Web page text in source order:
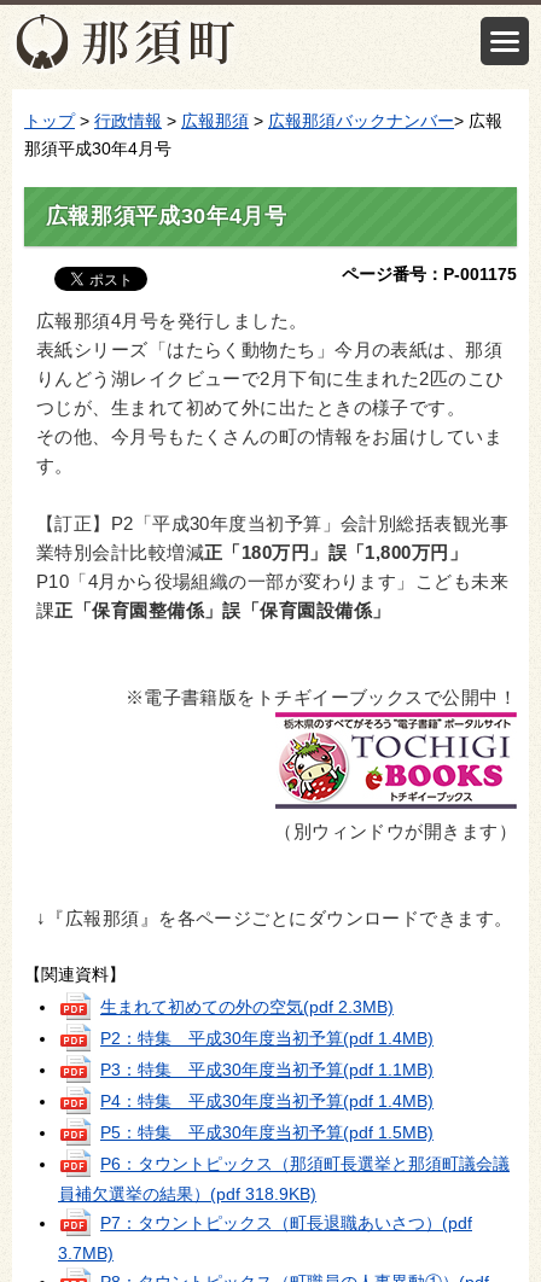
トップ> 行政情報 > 広報那須 > 広報那須バックナンバー> 広報
那須平成30年4月号
広報那須平成30年4月号
ページ番号：P-001175
広報那須4月号を発行しました。
表紙シリーズ「はたらく動物たち」今月の表紙は、那須
りんどう湖レイクビューで2月下旬に生まれた2匹のこひ
つじが、生まれて初めて外に出たときの様子です。
その他、今月号もたくさんの町の情報をお届けしていま
す。
【訂正】P2「平成30年度当初予算」会計別総括表観光事
業特別会計比較増減正「180万円」誤「1,800万円」
P10「4月から役場組織の一部が変わります」こども未来
課正「保育園整備係」誤「保育園設備係」
※電子書籍版をトチギイーブックスで公開中！
（別ウィンドウが開きます）
↓『広報那須』を各ページごとにダウンロードできます。
【関連資料】
生まれて初めての外の空気(pdf 2.3MB)
P2：特集 平成30年度当初予算(pdf 1.4MB)
P3：特集 平成30年度当初予算(pdf 1.1MB)
P4：特集 平成30年度当初予算(pdf 1.4MB)
P5：特集 平成30年度当初予算(pdf 1.5MB)
P6：タウントピックス（那須町長選挙と那須町議会議
員補欠選挙の結果） (pdf 318.9KB)
P7：タウントピックス（町長退職あいさつ） (pdf
3.7MB)